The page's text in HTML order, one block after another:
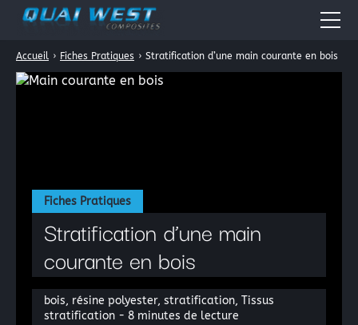
Fiches Pratiques
Stratification d’une main
courante en bois
bois, résine polyester, stratification, Tissus
stratification - 8 minutes de lecture
Accueil › Fiches Pratiques › Stratification d’une main courante en bois
Accueil
Résines polyester
Résines acryliques
Tissus pour la stratification: les fibres composites
Périphérique de vide
Actualités
Fiches Pratiques
Forum
Contact